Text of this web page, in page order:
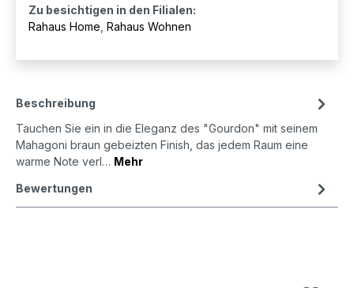
Zu besichtigen in den Filialen:
Rahaus Home Rahaus Wohnen
Beschreibung
Tauchen Sie ein in die Eleganz des "Gourdon" mit seinem
Mahagoni braun gebeizten Finish, das jedem Raum eine
warme Note verl… Mehr
Bewertungen